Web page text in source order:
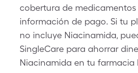
cobertura de medicamentos
información de pago. Si tu
no incluye Niacinamida,
SingleCare para ahorrar
Niacinamida en tu farmacia